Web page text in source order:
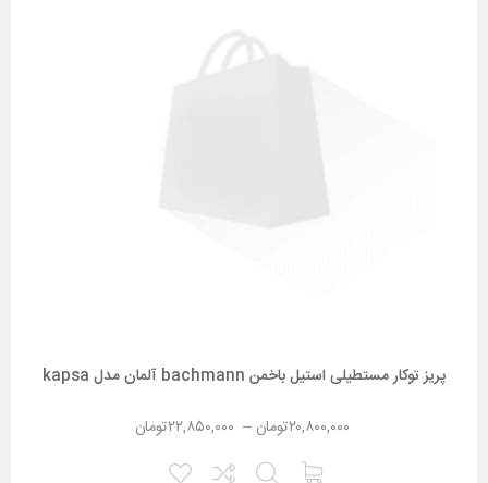
پریز توکار مستطیلی استیل باخمن bachmann آلمان مدل kapsa
۲۰,۸۰۰,۰۰۰تومان – ۲۲,۸۵۰,۰۰۰تومان